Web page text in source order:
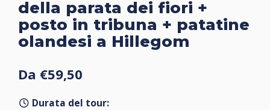
della parata dei fiori +
posto in tribuna + patatine
olandesi a Hillegom
Da €59,50
Durata del tour: